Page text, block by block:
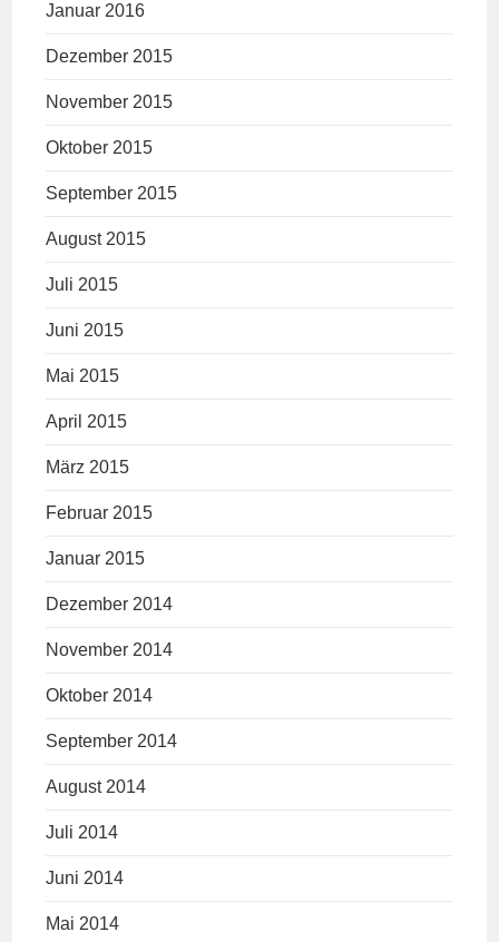
Januar 2016
Dezember 2015
November 2015
Oktober 2015
September 2015
August 2015
Juli 2015
Juni 2015
Mai 2015
April 2015
März 2015
Februar 2015
Januar 2015
Dezember 2014
November 2014
Oktober 2014
September 2014
August 2014
Juli 2014
Juni 2014
Mai 2014